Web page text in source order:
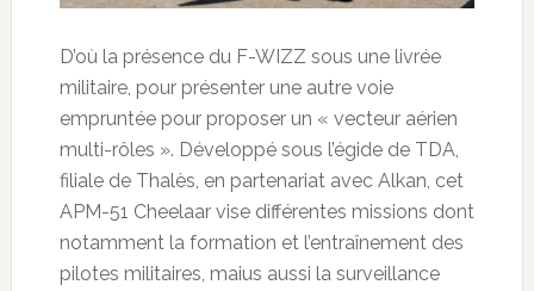
D’où la présence du F-WIZZ sous une livrée
militaire, pour présenter une autre voie
empruntée pour proposer un « vecteur aérien
multi-rôles ». Développé sous l’égide de TDA,
filiale de Thalès, en partenariat avec Alkan, cet
APM-51 Cheelaar vise différentes missions dont
notamment la formation et l’entraînement des
pilotes militaires, maius aussi la surveillance